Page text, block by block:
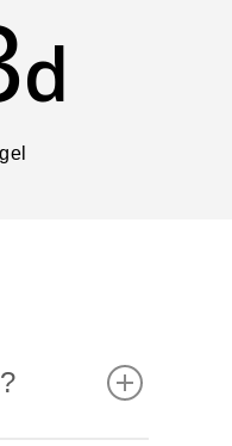
d